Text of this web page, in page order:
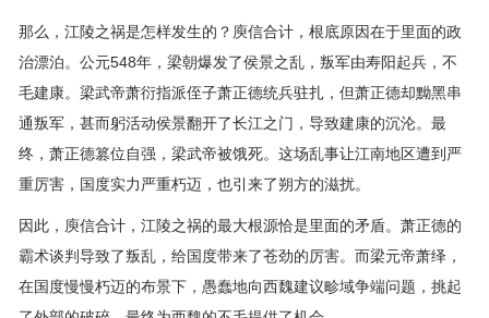
那么，江陵之祸是怎样发生的？庾信合计，根底原因在于里面的政
治漂泊。公元548年，梁朝爆发了侯景之乱，叛军由寿阳起兵，不
毛建康。梁武帝萧衍指派侄子萧正德统兵驻扎，但萧正德却黝黑串
通叛军，甚而躬活动侯景翻开了长江之门，导致建康的沉沦。最
终，萧正德篡位自强，梁武帝被饿死。这场乱事让江南地区遭到严
重厉害，国度实力严重朽迈，也引来了朔方的滋扰。
因此，庾信合计，江陵之祸的最大根源恰是里面的矛盾。萧正德的
霸术谈判导致了叛乱，给国度带来了苍劲的厉害。而梁元帝萧绎，
在国度慢慢朽迈的布景下，愚蠢地向西魏建议畛域争端问题，挑起